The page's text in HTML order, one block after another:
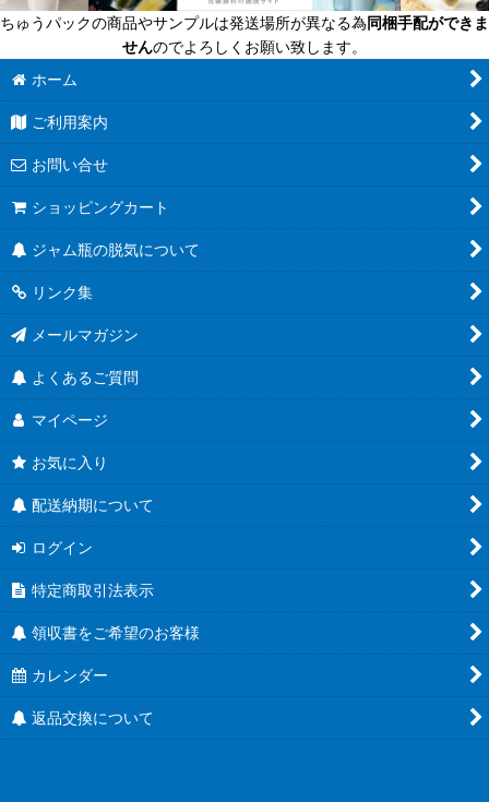
超軽量瓶
六角びん
八角びん
角びん全て
マヨネーズびん
お酒のテイクアウト容器
人気のハーバリウム瓶
蜂蜜キャップ有
結婚式にお勧め！
ユニバーサルデザイン
Ｔ４３ツイスト
Ｔ４８ツイスト
Ｔ５３ツイスト
Ｔ５８ツイスト
ちゅうパックの商品やサンプルは発送場所が異なる為同梱手配ができま
せんのでよろしくお願い致します。
ホーム
ご利用案内
お問い合せ
ショッピングカート
ジャム瓶の脱気について
リンク集
メールマガジン
よくあるご質問
マイページ
お気に入り
配送納期について
ログイン
特定商取引法表示
領収書をご希望のお客様
カレンダー
返品交換について